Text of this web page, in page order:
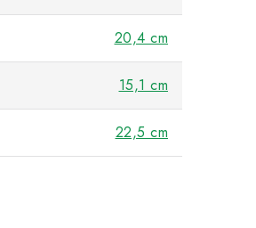
20,4 cm
15,1 cm
22,5 cm